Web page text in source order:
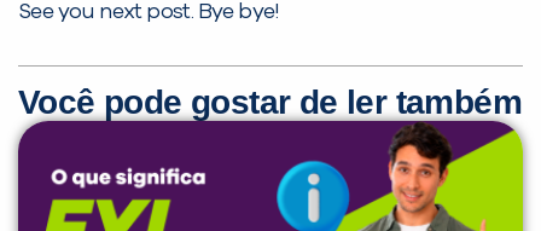
See you next post. Bye bye!
Você pode gostar de ler também